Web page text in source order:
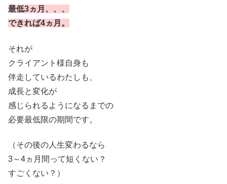
最低3ヵ月、、、
できれば4ヵ月。
それが
クライアント様自身も
伴走しているわたしも、
成長と変化が
感じられるようになるまでの
必要最低限の期間です。
（その後の人生変わるなら
3～4ヵ月間って短くない？
すごくない？）